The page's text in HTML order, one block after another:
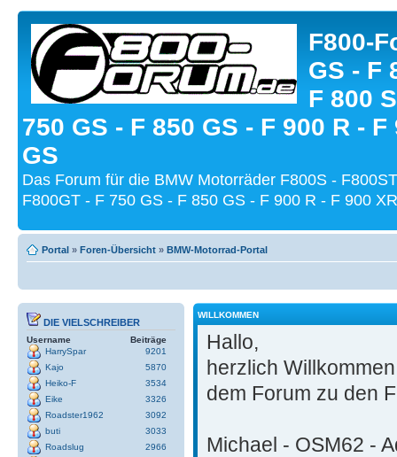
F800-
GS - F
F 800
750 GS - F 850 GS - F 900 R - F
GS
Das Forum für die BMW Motorräder F800S -
F800GT - F 750 GS - F 850 GS - F 900 R - F 900
Portal » Foren-Übersicht » BMW-Motorrad-Portal
DIE VIELSCHREIBER
Username
Beiträge
HarrySpar
9201
Kajo
5870
Heiko-F
3534
Eike
3326
Roadster1962
3092
buti
3033
Roadslug
2966
WILLKOMMEN
Hallo,
herzlich
dem Forum zu den
Michael - OSM62 -